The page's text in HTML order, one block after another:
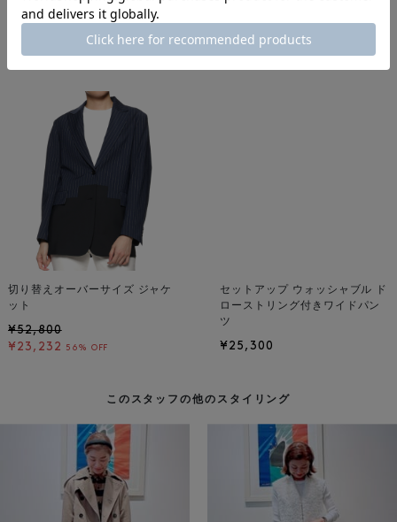
CONVERSE ADDICT トートバッグ
着用しているアイテム
切り替えオーバーサイズ ジャケ
ット
¥52,800
¥23,232
56% OFF
セットアップ ウォッシャブル ド
ローストリング付きワイドパン
ツ
¥25,300
このスタッフの他のスタイリング